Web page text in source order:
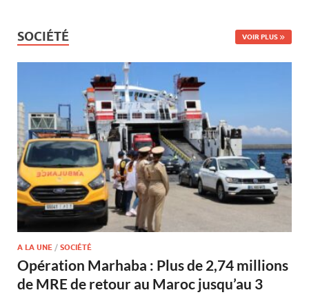
SOCIÉTÉ VOIR PLUS
A LA UNE / SOCIÉTÉ
Opération Marhaba : Plus de 2,74 millions
de MRE de retour au Maroc jusqu’au 3